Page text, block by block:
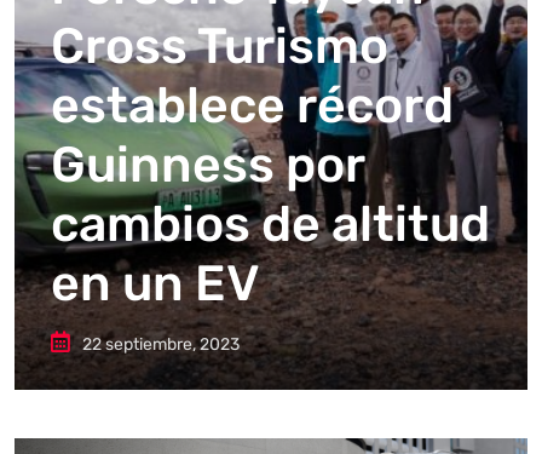
Cross Turismo
establece récord
Guinness por
cambios de altitud
en un EV
22 septiembre, 2023